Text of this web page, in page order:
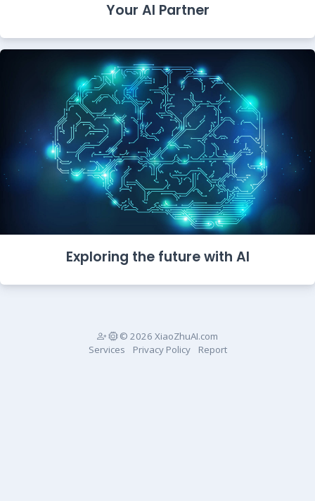
Your AI Partner
Exploring the future with AI
© 2026 XiaoZhuAI.com
Services
Privacy Policy Report